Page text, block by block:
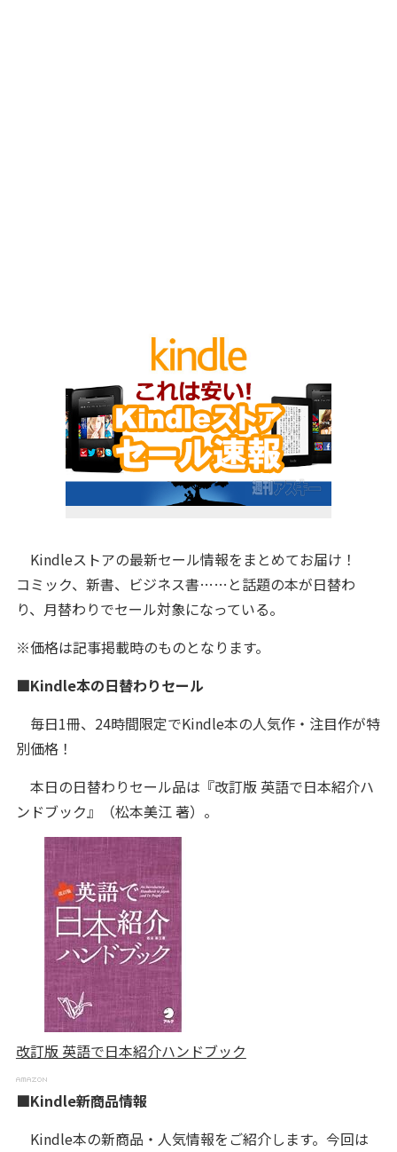
Kindleストアの最新セール情報をまとめてお届け！
コミック、新書、ビジネス書……と話題の本が日替わ
り、月替わりでセール対象になっている。
※価格は記事掲載時のものとなります。
■Kindle本の日替わりセール
毎日1冊、24時間限定でKindle本の人気作・注目作が特
別価格！
本日の日替わりセール品は『改訂版 英語で日本紹介ハ
ンドブック』（松本美江 著）。
改訂版 英語で日本紹介ハンドブック
■Kindle新商品情報
Kindle本の新商品・人気情報をご紹介します。今回は